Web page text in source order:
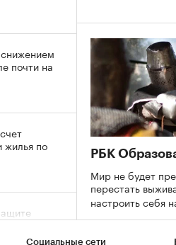
РБК
Мир не будет
перестать
настроить себя
почти на
жилья по
Социальные сети